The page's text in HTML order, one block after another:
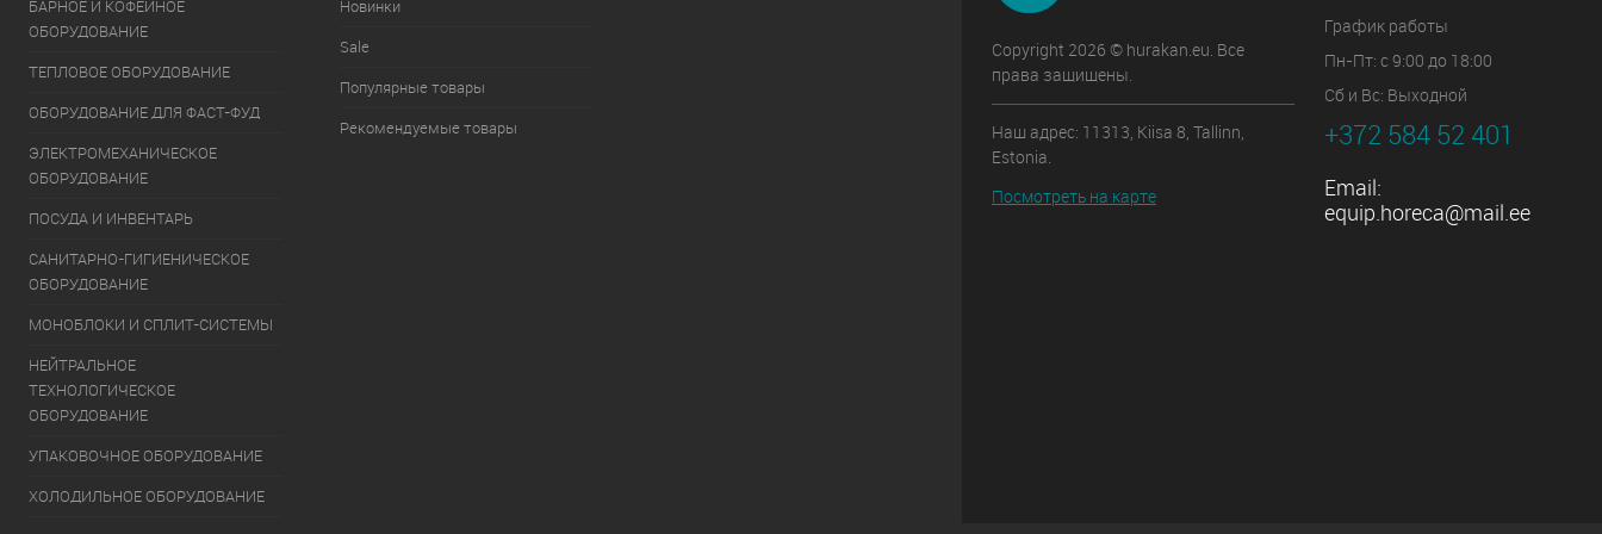
БАРНОЕ И КОФЕЙНОЕ
ОБОРУДОВАНИЕ
ТЕПЛОВОЕ ОБОРУДОВАНИЕ
ОБОРУДОВАНИЕ ДЛЯ ФАСТ-ФУД
ЭЛЕКТРОМЕХАНИЧЕСКОЕ
ОБОРУДОВАНИЕ
ПОСУДА И ИНВЕНТАРЬ
САНИТАРНО-ГИГИЕНИЧЕСКОЕ
ОБОРУДОВАНИЕ
МОНОБЛОКИ И СПЛИТ-СИСТЕМЫ
НЕЙТРАЛЬНОЕ
ТЕХНОЛОГИЧЕСКОЕ
ОБОРУДОВАНИЕ
УПАКОВОЧНОЕ ОБОРУДОВАНИЕ
ХОЛОДИЛЬНОЕ ОБОРУДОВАНИЕ
Новинки
Sale
Популярные товары
Рекомендуемые товары
Copyright 2026 © hurakan.eu. Все
права защищены.
Наш адрес: 11313, Kiisa 8, Tallinn,
Estonia.
Посмотреть на карте
График работы
Пн-Пт: с 9:00 до 18:00
Сб и Вс: Выходной
+372 584 52 401
Email:
equip.horeca@mail.ee